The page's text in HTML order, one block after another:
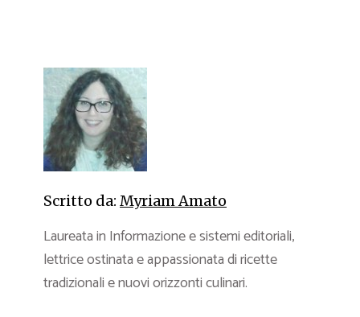
Scritto da: Myriam Amato
Laureata in Informazione e sistemi editoriali,
lettrice ostinata e appassionata di ricette
tradizionali e nuovi orizzonti culinari.